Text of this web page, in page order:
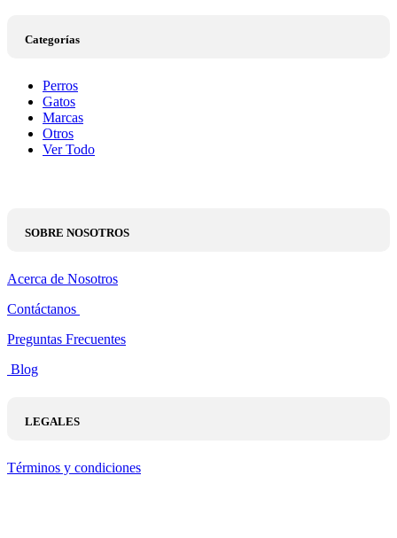
Categorías
Perros
Gatos
Marcas
Otros
Ver Todo
SOBRE NOSOTROS
Acerca de Nosotros
Contáctanos
Preguntas Frecuentes
Blog
LEGALES
Términos y condiciones